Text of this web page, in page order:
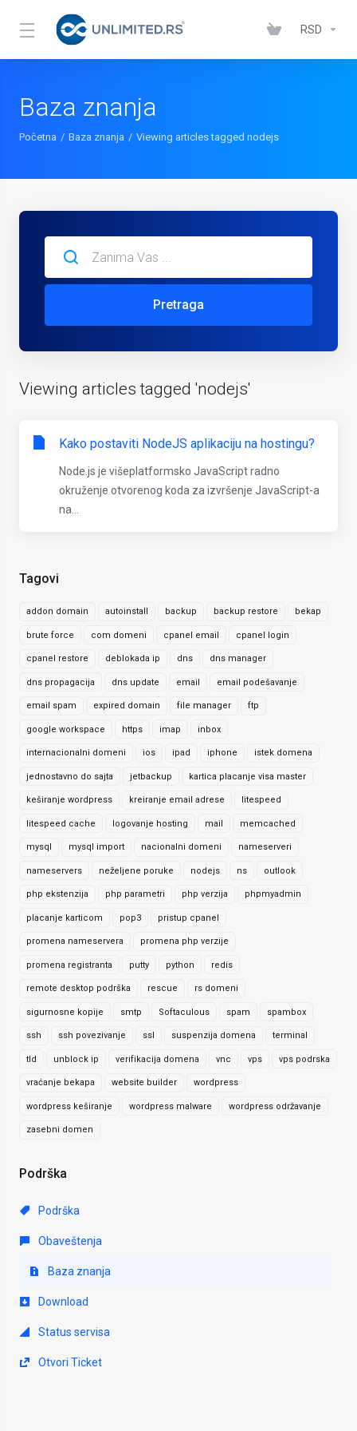
RSD
Baza znanja
Početna Baza znanja Viewing articles tagged nodejs
Tagovi
addon domain autoinstall backup backup restore bekap
brute force com domeni cpanel email cpanel login
cpanel restore deblokada ip dns dns manager
dns propagacija dns update email email podešavanje
email spam expired domain file manager ftp
google workspace https imap inbox
internacionalni domeni ios ipad iphone istek domena
jednostavno do sajta jetbackup kartica placanje visa master
keširanje wordpress kreiranje email adrese litespeed
litespeed cache logovanje hosting mail memcached
mysql mysql import nacionalni domeni nameserveri
nameservers neželjene poruke nodejs ns outlook
php ekstenzija php parametri php verzija phpmyadmin
placanje karticom pop3 pristup cpanel
promena nameservera promena php verzije
promena registranta putty python redis
remote desktop podrška rescue rs domeni
sigurnosne kopije smtp Softaculous spam spambox
ssh ssh povezivanje ssl suspenzija domena terminal
tld unblock ip verifikacija domena vnc vps vps podrska
vraćanje bekapa website builder wordpress
wordpress keširanje wordpress malware wordpress održavanje
zasebni domen
Podrška
Podrška
Obaveštenja
Baza znanja
Download
Status servisa
Otvori Ticket
Pretraga
Viewing articles tagged 'nodejs'
Kako postaviti NodeJS aplikaciju na hostingu?
Node.js je višeplatformsko JavaScript radno
okruženje otvorenog koda za izvršenje JavaScript-a
na...